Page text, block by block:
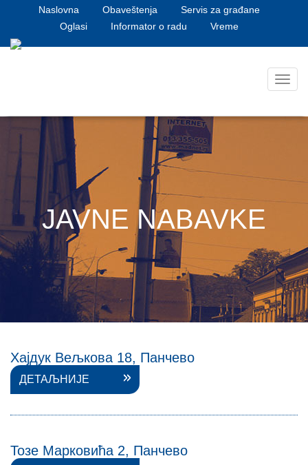
Naslovna Obaveštenja
Servis za građane
Oglasi
Informator o radu Vreme
JAVNE NABAVKE
Хајдук Вељкова 18, Панчево
ДЕТАЉНИЈЕ
Тозе Марковића 2, Панчево